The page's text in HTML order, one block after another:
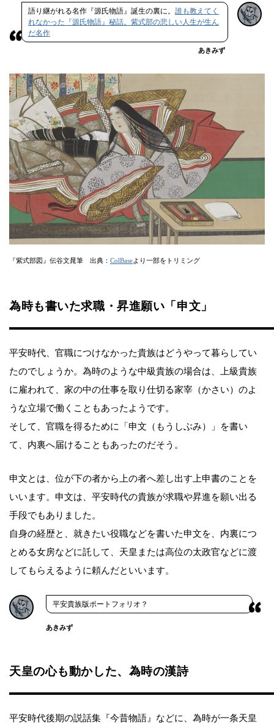
語り継がれる名作『源氏物語』誕生の裏に。 誰も教えてく
れなかった『源氏物語』秘話。紫式部の悲しい人生が生ん
だ名作
あきみず
『紫式部図』伝谷文晁筆 出典： ColBaseより一部をトリミング
為時も書いた求職・昇進願い「申文」
平安時代、官職につけなかった貴族はどうやって暮らしてい
たのでしょうか。為時のような中級貴族の場合は、上級貴族
に雇われて、家の中の仕事を取り仕切る家宰（かさい）のよ
うな立場で働くこともあったようです。
そして、官職を得るために「申文（もうしぶみ）」を書い
て、内裏へ届けることもあったのだそう。
申文とは、位が下の者から上の者へ差し出す上申書のことを
いいます。申文は、平安時代の貴族が求職や昇進を願い出る
手段でもありました。
自身の経歴と、就きたい役職などを書いた申文を、内裏につ
とめる女房などに託して、天皇または高位の太政官などに渡
してもらえるように頼んだといいます。
平安貴族版ポートフォリオ？
あきみず
天皇の心も動かした、為時の漢詩
平安時代後期の説話集『今昔物語』などに、為時が一条天皇